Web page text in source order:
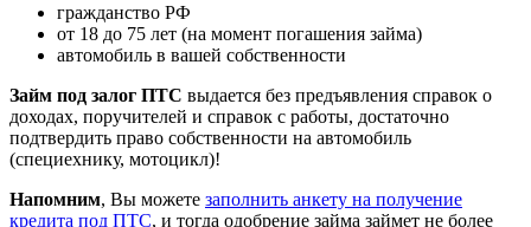
гражданство РФ
от 18 до 75 лет (на момент погашения займа)
автомобиль в вашей собственности
Займ под залог ПТС выдается без предъявления справок о
доходах, поручителей и справок с работы, достаточно
подтвердить право собственности на автомобиль
(специехнику, мотоцикл)!
Напомним, Вы можете заполнить анкету на получение
кредита под ПТС, и тогда одобрение займа займет не более